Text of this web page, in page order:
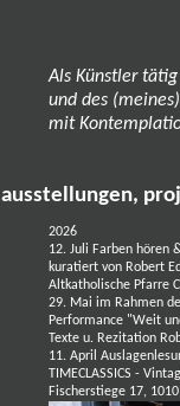
Als Künstler
und des
mit
ausstellungen,
2026
12. Juli Farben hören
kuratiert von Robert
Altkatholische Pfarre
29. Mai im Rahmen
Performance "Weit
Texte u. Rezitation
11. April
TIMECLASSICS -
Fischerstiege 17,